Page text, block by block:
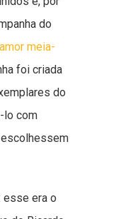
do
meia-
foi criada
do
lo com
esse era o